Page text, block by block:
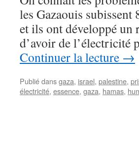
les Gazaouis
et ils ont développé un
d’avoir de l’électricité
Continuer la lecture →
Publié dansgaza, israel, palestine,
électricité, essence, gaza, hamas,